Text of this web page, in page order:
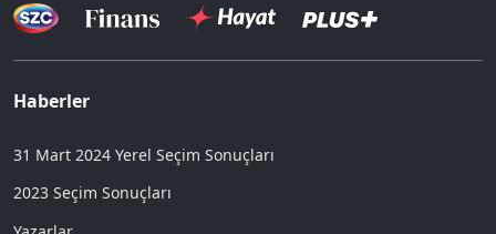
Haberler
31 Mart 2024 Yerel Seçim Sonuçları
2023 Seçim Sonuçları